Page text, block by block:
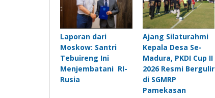
Laporan dari
Moskow: Santri
Tebuireng Ini
Menjembatani RI-
Rusia
Ajang Silaturahmi
Kepala Desa Se-
Madura, PKDI Cup II
2026 Resmi Bergulir
di SGMRP
Pamekasan